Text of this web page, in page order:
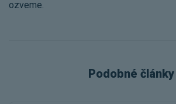
ozveme.
Podobné články